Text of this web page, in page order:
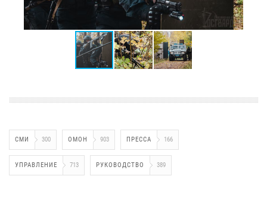
СМИ 300 ОМОН 903 ПРЕССА 166
УПРАВЛЕНИЕ 713 РУКОВОДСТВО 389